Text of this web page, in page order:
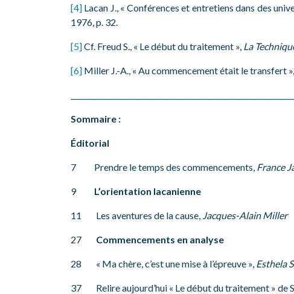
[4] Lacan J., « Conférences et entretiens dans des
1976, p. 32.
[5]Cf. Freud S., « Le début du traitement », La
[6] Miller J.-A., « Au commencement était le transfert »,
Sommaire :
Éditorial
7 Prendre le temps des commencements, France
9 L’orientation lacanienne
11 Les aventures de la cause, Jacques-Alain Miller
27 Commencements en analyse
28 « Ma chère, c’est une mise à l’épreuve », Esthela
37 Relire aujourd’hui « Le début du traitement » de